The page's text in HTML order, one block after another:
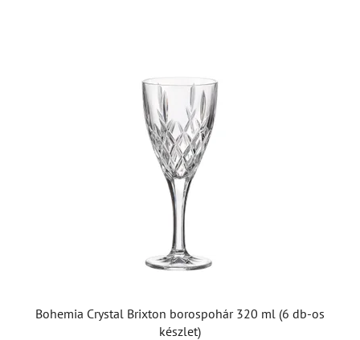
Bohemia Crystal Brixton borospohár 320 ml (6 db-os
készlet)